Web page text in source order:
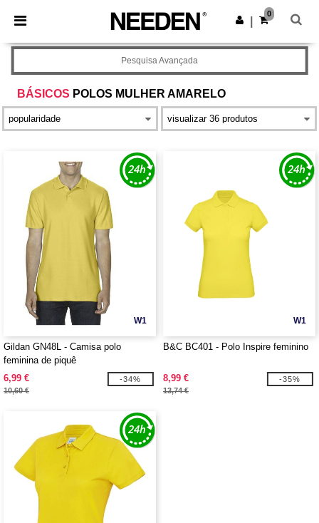
× App Needen
Melhores preços na app!
Obter app
0
BÁSICOS POLOS MULHER AMARELO
Pesquisa Avançada
W1
Gildan GN48L - Camisa polo
feminina de piquê
6,99 €
10,60 €
-34%
W1
B&C BC401 - Polo Inspire feminino
8,99 €
13,74 €
-35%